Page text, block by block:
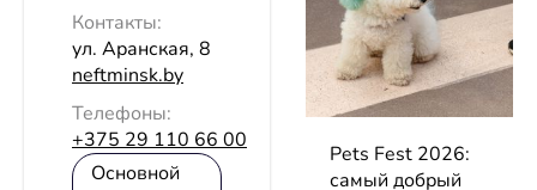
Контакты:
ул. Аранская, 8
neftminsk.by
Телефоны:
+375 29 110 66 00
Основной
Pets Fest 2026:
самый добрый